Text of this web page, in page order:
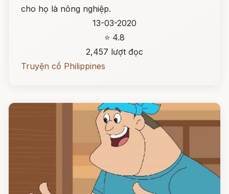
cho họ là nông nghiệp.
13-03-2020
⭐ 4.8
2,457 lượt đọc
Truyện cổ Philippines